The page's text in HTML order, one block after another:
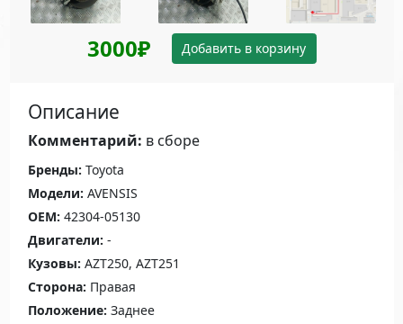
3000₽ Добавить в корзину
Описание
Комментарий: в сборе
Бренды: Toyota
Модели: AVENSIS
OEM: 42304-05130
Двигатели: -
Кузовы: AZT250, AZT251
Сторона: Правая
Положение: Заднее